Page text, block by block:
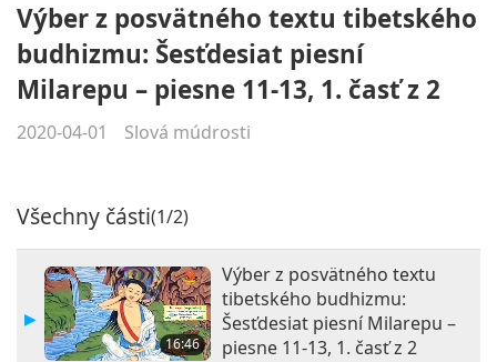
Výber z posvätného textu tibetského
budhizmu: Šesťdesiat piesní
Milarepu – piesne 11-13, 1. časť z 2
2020-04-01 Slová múdrosti
Všechny části(1/2)
16:46
Výber z posvätného textu
tibetského budhizmu:
Šesťdesiat piesní Milarepu –
piesne 11-13, 1. časť z 2